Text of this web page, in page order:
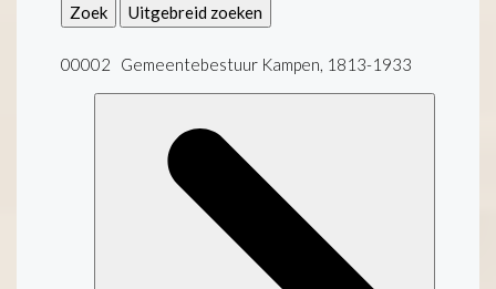
Zoek Uitgebreid zoeken
00002 Gemeentebestuur Kampen, 1813-1933